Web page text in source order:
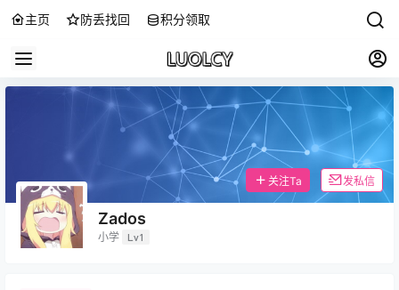
主页 防丢找回 积分领取
Zados
小学 Lv1
关注Ta 发私信